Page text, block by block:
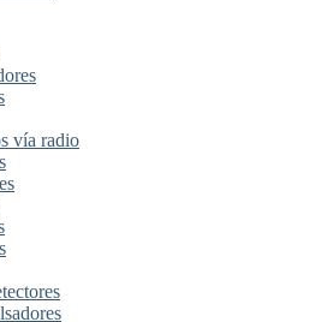
vía radio